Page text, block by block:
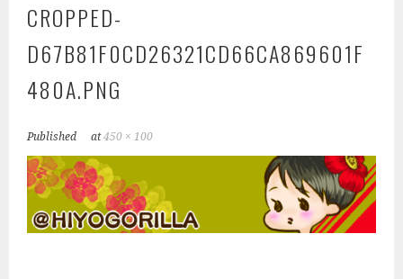
CROPPED-
D67B81F0CD26321CD66CA869601F
480A.PNG
Published at450 × 100